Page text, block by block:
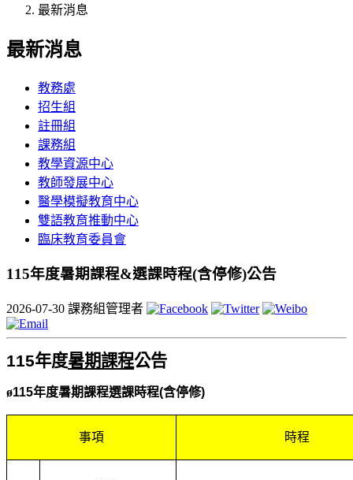
最新消息
最新消息
教務處
招生組
註冊組
課務組
教學資源中心
教師發展中心
醫學模擬教育中心
雙語教育推動中心
臨床教育委員會
115年度暑期課程&選課時程(含停修)公告
2026-07-30 課務組管理者
115年度暑期課程公告
ø115年度暑期課程選課時程(含停修)
事項 時程